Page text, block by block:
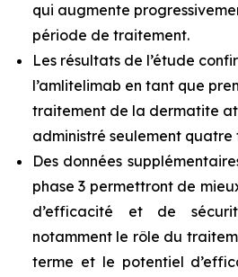
qui augmente
période de traitement.
Les résultats de l’étude
l’amlitelimab en tant que
traitement de la dermatite
administré seulement quatre
Des données
phase 3 permettront de
d’efficacité et de
notamment le rôle du
terme et le potentiel